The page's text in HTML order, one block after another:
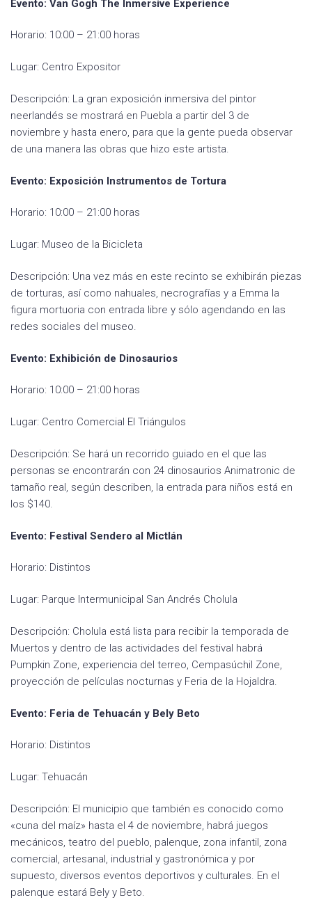
Evento: Van Gogh The Inmersive Experience
Horario: 10:00 – 21:00 horas
Lugar: Centro Expositor
Descripción: La gran exposición inmersiva del pintor
neerlandés se mostrará en Puebla a partir del 3 de
noviembre y hasta enero, para que la gente pueda observar
de una manera las obras que hizo este artista.
Evento: Exposición Instrumentos de Tortura
Horario: 10:00 – 21:00 horas
Lugar: Museo de la Bicicleta
Descripción: Una vez más en este recinto se exhibirán piezas
de torturas, así como nahuales, necrografías y a Emma la
figura mortuoria con entrada libre y sólo agendando en las
redes sociales del museo.
Evento: Exhibición de Dinosaurios
Horario: 10:00 – 21:00 horas
Lugar: Centro Comercial El Triángulos
Descripción: Se hará un recorrido guiado en el que las
personas se encontrarán con 24 dinosaurios Animatronic de
tamaño real, según describen, la entrada para niños está en
los $140.
Evento: Festival Sendero al Mictlán
Horario: Distintos
Lugar: Parque Intermunicipal San Andrés Cholula
Descripción: Cholula está lista para recibir la temporada de
Muertos y dentro de las actividades del festival habrá
Pumpkin Zone, experiencia del terreo, Cempasúchil Zone,
proyección de películas nocturnas y Feria de la Hojaldra.
Evento: Feria de Tehuacán y Bely Beto
Horario: Distintos
Lugar: Tehuacán
Descripción: El municipio que también es conocido como
«cuna del maíz» hasta el 4 de noviembre, habrá juegos
mecánicos, teatro del pueblo, palenque, zona infantil, zona
comercial, artesanal, industrial y gastronómica y por
supuesto, diversos eventos deportivos y culturales. En el
palenque estará Bely y Beto.